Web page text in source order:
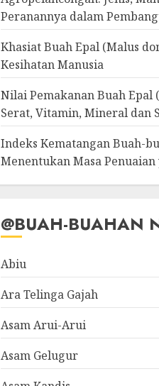
Peranannya dalam
Khasiat Buah Epal (Malus
Kesihatan Manusia
Nilai Pemakanan Buah Epal
Serat, Vitamin, Mineral dan
Indeks Kematangan Buah-
Menentukan Masa
@BUAH-BUAHAN
Abiu
Ara Telinga Gajah
Asam Arui-Arui
Asam Gelugur